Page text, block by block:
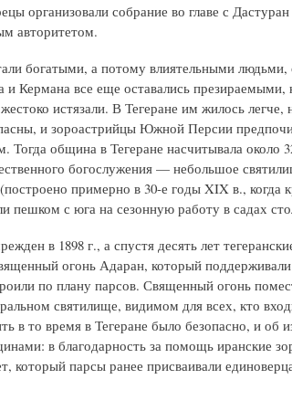
организовали собрание во главе с
авторитетом.
богатыми, а потому влиятельными людьми,
и Кермана все еще оставались презираемыми,
истязали. В Тегеране им жилось легче,
и зороастрийцы Южной Персии
Тогда община в Тегеране насчитывала около
богослужения — небольшое
примерно в 30-е годы XIX в., когда
пешком с юга на сезонную работу в садах
в 1898 г., а спустя десять лет
огонь Адаран, который
по плану парсов. Священный огонь
святилище, видимом для всех, кто
в то время в Тегеране было безопасно, и об
в благодарность за помощь иранские
который парсы ранее присваивали